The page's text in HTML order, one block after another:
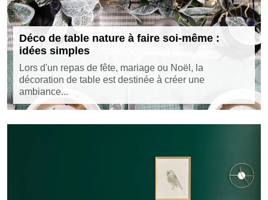
Déco de table nature à faire soi-même :
idées simples
Lors d'un repas de fête, mariage ou Noël, la
décoration de table est destinée à créer une
ambiance...